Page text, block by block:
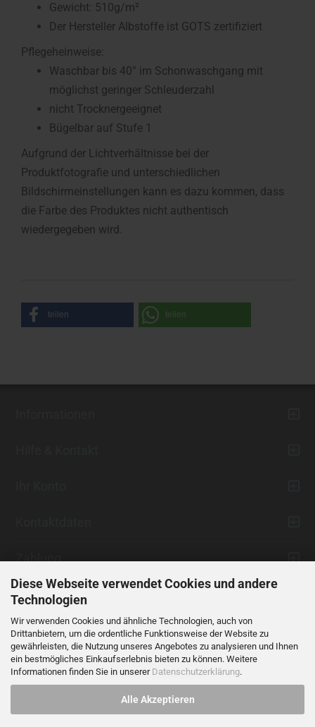
Diese Webseite verwendet Cookies und andere
Technologien
Wir verwenden Cookies und ähnliche Technologien, auch von
Drittanbietern, um die ordentliche Funktionsweise der Website zu
gewährleisten, die Nutzung unseres Angebotes zu analysieren und Ihnen
ein bestmögliches Einkaufserlebnis bieten zu können. Weitere
Informationen finden Sie in unserer Datenschutzerklärung.
Alle Akzeptieren
Gewicht: 510g/m²
Der Hersteller Albstoffe ist GOTS zertifiziert
Pflegeheinweise:
Waschbar bis 40° im Schonwaschgang mit
möglichst geringer Schleuderzahl
nicht Trocknergeeignet
Bügelbar auf Stufe 1
Aufgrund der Lichtverhältnisse bei der
Produktfotografie und unterschiedlichen
Bildschirmeinstellungen kann es dazu kommen, dass
die Farbe des Produktes nicht authentisch
wiedergegeben wird.
teilen teilen
Zahlung
Vertrag widerrufen